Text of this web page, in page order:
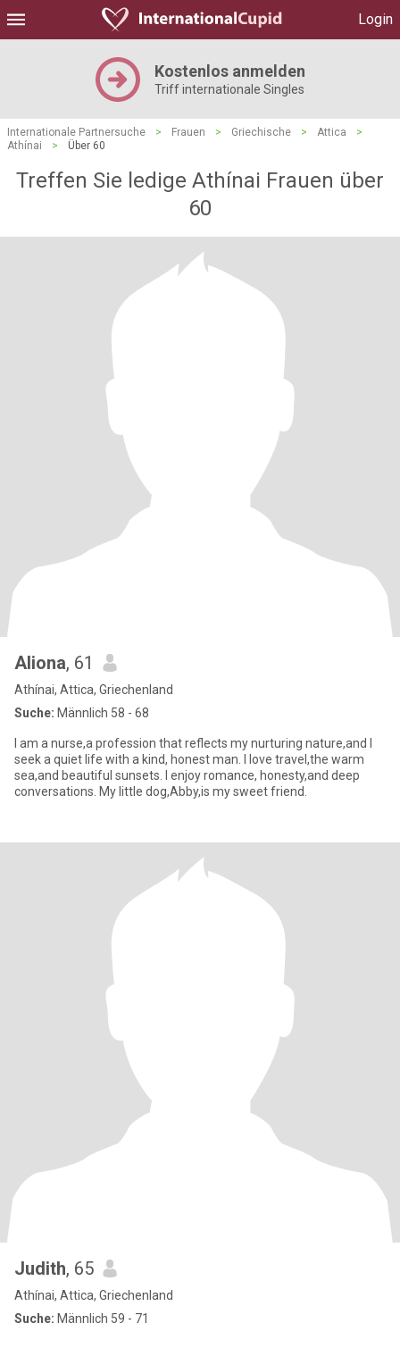
Login
Kostenlos anmelden
Triff internationale Singles
Internationale Partnersuche > Frauen > Griechische > Attica
>
Athínai
> Über 60
Treffen Sie ledige Athínai Frauen über
60
Aliona, 61
Athínai, Attica, Griechenland
Suche: Männlich 58 - 68
I am a nurse,a profession that reflects my nurturing nature,and I
seek a quiet life with a kind, honest man. I love travel,the warm
sea,and beautiful sunsets. I enjoy romance, honesty,and deep
conversations. My little dog,Abby,is my sweet friend.
Judith, 65
Athínai, Attica, Griechenland
Suche: Männlich 59 - 71